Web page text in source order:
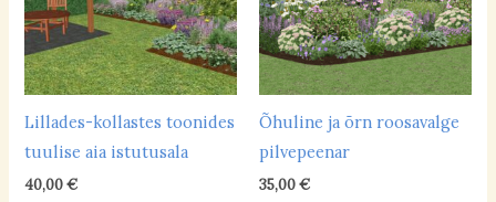
suur(2)
vähene(20)
külmad toonid
Lillades-kollastes toonides
tuulise aia istutusala
40,00€
Õhuline ja õrn roosavalge
pilvepeenar
35,00€